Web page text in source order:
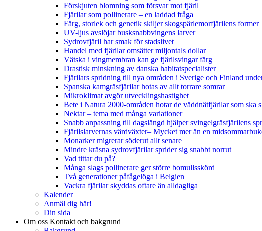
Förskjuten blomning som försvar mot fjäril
Fjärilar som pollinerare – en laddad fråga
Färg, storlek och genetik skiljer skogspärlemorfjärilens former
UV-ljus avslöjar busksnabbvingens larver
Sydrovfjäril har smak för stadslivet
Handel med fjärilar omsätter miljontals dollar
Vätska i vingmembran kan ge fjärilsvingar färg
Drastisk minskning av danska habitatspecialister
Fjärilars spridning till nya områden i Sverige och Finland
Spanska kamgräsfjärilar hotas av allt torrare somrar
Mikroklimat avgör utvecklingshastighet
Bete i Natura 2000-områden hotar de väddnätfjärilar som ska
Nektar – tema med många variationer
Snabb anpassning till dagslängd hjälper svingelgräsfjärilens
Fjärilslarvernas värdväxter– Mycket mer än en
Monarker migrerar söderut allt senare
Mindre kräsna sydrovfjärilar sprider sig snabbt norrut
Vad tittar du på?
Många slags pollinerare ger större bomullsskörd
Två generationer påfågelöga i Belgien
Vackra fjärilar skyddas oftare än alldagliga
Kalender
Anmäl dig här!
Din sida
Om oss Kontakt och bakgrund